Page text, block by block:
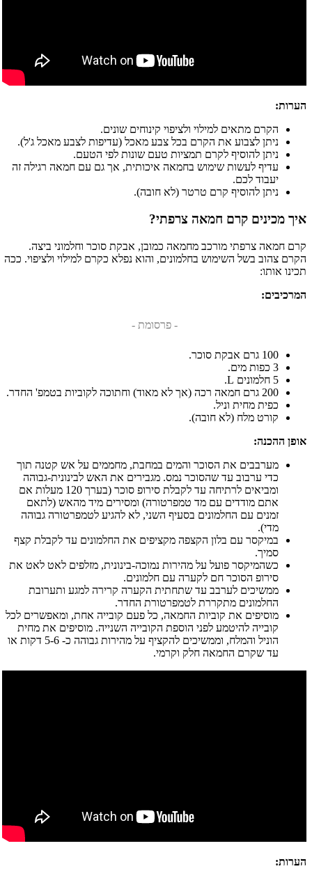
הערות:
הקרם מתאים למילוי ולציפוי קינוחים שונים.
ניתן לצבוע את הקרם בכל צבע מאכל (עדיפות לצבע מאכל ג'ל).
ניתן להוסיף לקרם תמציות טעם שונות לפי הטעם.
עדיף לעשות שימוש בחמאה איכותית, אך גם עם חמאה רגילה זה
יעבוד לכם.
ניתן להוסיף קרם טרטר (לא חובה).
איך מכינים קרם חמאה צרפתי?
קרם חמאה צרפתי מורכב מחמאה כמובן, אבקת סוכר וחלמוני ביצה.
הקרם צהוב בשל השימוש בחלמונים, והוא נפלא כקרם למילוי ולציפוי. ככה
תכינו אותו:
המרכיבים:
- פרסומת -
100 גרם אבקת סוכר.
3 כפות מים.
5 חלמונים L.
200 גרם חמאה רכה (אך לא מאוד) וחתוכה לקוביות בטמפ' החדר.
כפית מחית וניל.
קורט מלח (לא חובה).
אופן ההכנה:
מערבבים את הסוכר והמים במחבת, מחממים על אש קטנה תוך
כדי ערבוב עד שהסוכר נמס. מגבירים את האש לבינונית-גבוהה
ומביאים לרתיחה עד לקבלת סירופ סוכר (בערך 120 מעלות אם
אתם מודדים עם מד טמפרטורה) ומסירים מיד מהאש (לתאם
זמנים עם החלמונים בסעיף השני, לא להגיע לטמפרטורה גבוהה
מדי).
במיקסר עם בלון הקצפה מקציפים את החלמונים עד לקבלת קצף
סמיך.
כשהמיקסר פועל על מהירות נמוכה-בינונית, מזלפים לאט לאט את
סירופ הסוכר חם לקערה עם חלמונים.
ממשיכים לערבב עד שתחתית הקערה קרירה למגע ותערובת
החלמונים מתקררת לטמפרטורת החדר.
מוסיפים את קוביות החמאה, כל פעם קובייה אחת, ומאפשרים לכל
קובייה להיטמע לפני הוספת הקובייה השנייה. מוסיפים את מחית
הוניל והמלח, וממשיכים להקציף על מהירות גבוהה כ- 5-6 דקות או
עד שקרם החמאה חלק וקרמי.
הערות: